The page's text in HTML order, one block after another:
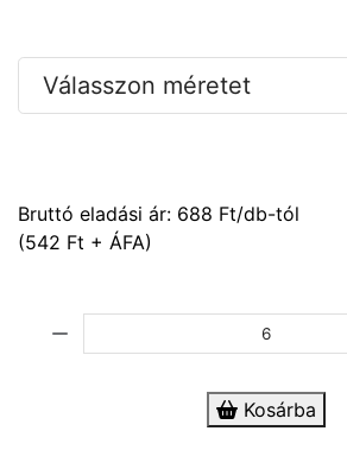
Bruttó eladási ár: 688 Ft/db-tól
(542 Ft + ÁFA)
Kosárba